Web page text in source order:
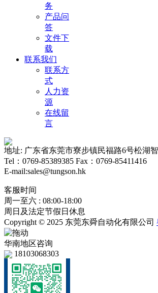
务
产品问
答
文件下
载
联系我们
联系方
式
人力资
源
在线留
言
地址: 广东省东莞市寮步镇民福路6号松湖
Tel：0769-85389385 Fax：0769-85411416
E-mail:sales@tungson.hk
客服时间
周一至六 : 08:00-18:00
周日及法定节假日休息
Copyright © 2025 东莞东舜自动化有限公司
华南地区咨询
18103068303